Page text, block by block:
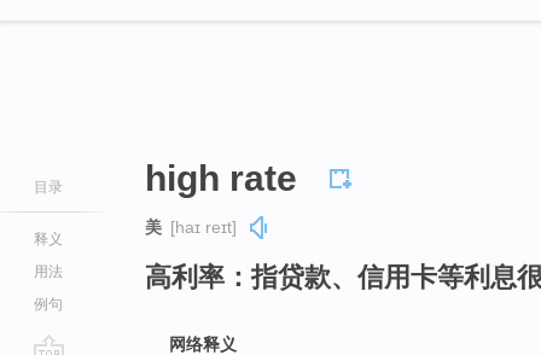
目录
释义
用法
例句
high rate
美 [haɪ reɪt]
高利率：指贷款、信用卡等利息
网络释义